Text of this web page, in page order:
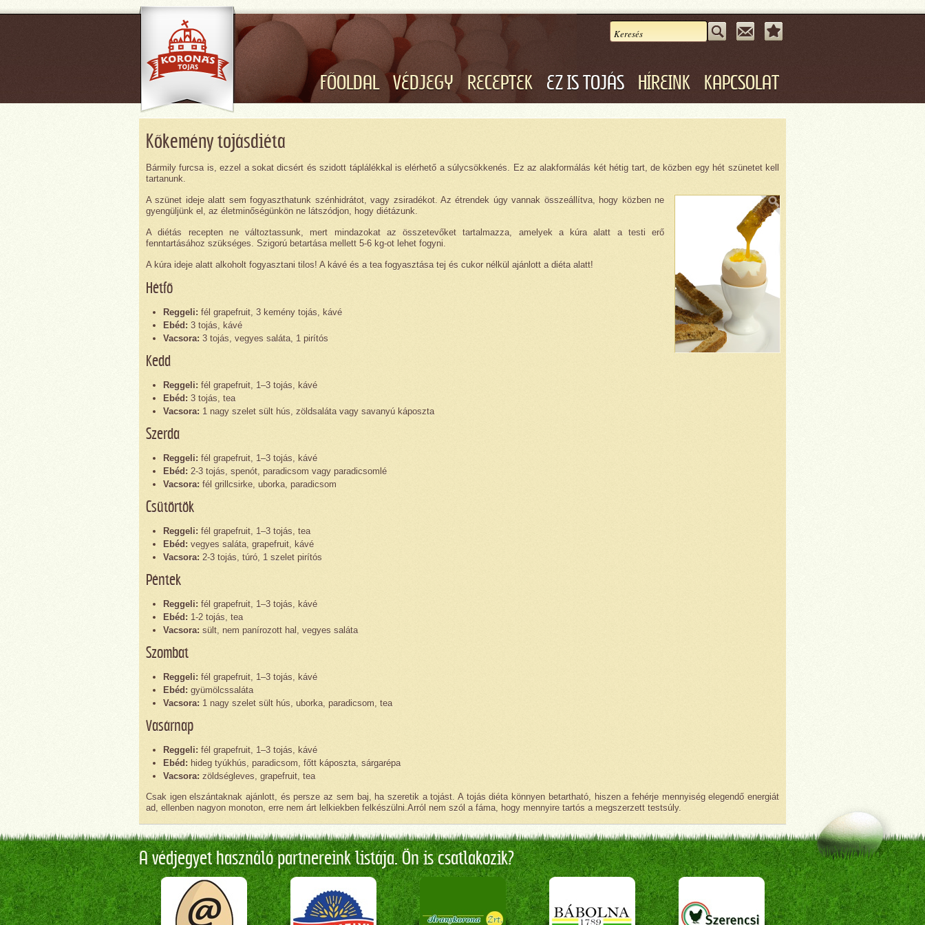
FŐOLDAL VÉDJEGY RECEPTEK EZ IS TOJÁS HÍREINK KAPCSOLAT
Kőkemény tojásdiéta
Bármily furcsa is, ezzel a sokat dicsért és szidott táplálékkal is elérhető a súlycsökkenés. Ez az alakformálás két hétig tart, de közben egy hét szünetet kell
tartanunk.
A szünet ideje alatt sem fogyaszthatunk szénhidrátot, vagy zsiradékot. Az étrendek úgy vannak összeállítva, hogy közben ne
gyengüljünk el, az életminőségünkön ne látszódjon, hogy diétázunk.
A diétás recepten ne változtassunk, mert mindazokat az összetevőket tartalmazza, amelyek a kúra alatt a testi erő
fenntartásához szükséges. Szigorú betartása mellett 5-6 kg-ot lehet fogyni.
A kúra ideje alatt alkoholt fogyasztani tilos! A kávé és a tea fogyasztása tej és cukor nélkül ajánlott a diéta alatt!
Hétfő
Reggeli: fél grapefruit, 3 kemény tojás, kávé
Ebéd: 3 tojás, kávé
Vacsora: 3 tojás, vegyes saláta, 1 pirítós
Kedd
Reggeli: fél grapefruit, 1–3 tojás, kávé
Ebéd: 3 tojás, tea
Vacsora: 1 nagy szelet sült hús, zöldsaláta vagy savanyú káposzta
Szerda
Reggeli: fél grapefruit, 1–3 tojás, kávé
Ebéd: 2-3 tojás, spenót, paradicsom vagy paradicsomlé
Vacsora: fél grillcsirke, uborka, paradicsom
Csütörtök
Reggeli: fél grapefruit, 1–3 tojás, tea
Ebéd: vegyes saláta, grapefruit, kávé
Vacsora: 2-3 tojás, túró, 1 szelet pirítós
Péntek
Reggeli: fél grapefruit, 1–3 tojás, kávé
Ebéd: 1-2 tojás, tea
Vacsora: sült, nem panírozott hal, vegyes saláta
Szombat
Reggeli: fél grapefruit, 1–3 tojás, kávé
Ebéd: gyümölcssaláta
Vacsora: 1 nagy szelet sült hús, uborka, paradicsom, tea
Vasárnap
Reggeli: fél grapefruit, 1–3 tojás, kávé
Ebéd: hideg tyúkhús, paradicsom, főtt káposzta, sárgarépa
Vacsora: zöldségleves, grapefruit, tea
Csak igen elszántaknak ajánlott, és persze az sem baj, ha szeretik a tojást. A tojás diéta könnyen betartható, hiszen a fehérje mennyiség elegendő energiát
ad, ellenben nagyon monoton, erre nem árt lelkiekben felkészülni.Arról nem szól a fáma, hogy mennyire tartós a megszerzett testsúly.
A védjegyet használó partnereink listája. Ön is csatlakozik?